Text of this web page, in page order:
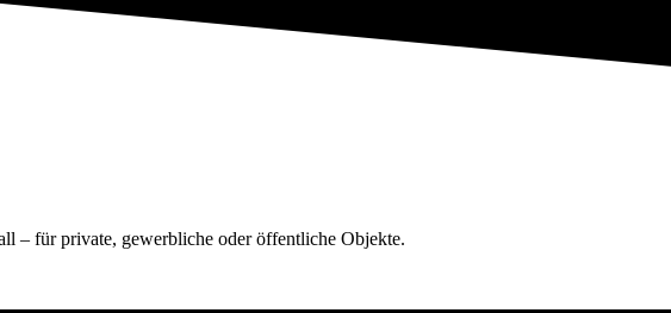
– für private, gewerbliche oder öffentliche Objekte.